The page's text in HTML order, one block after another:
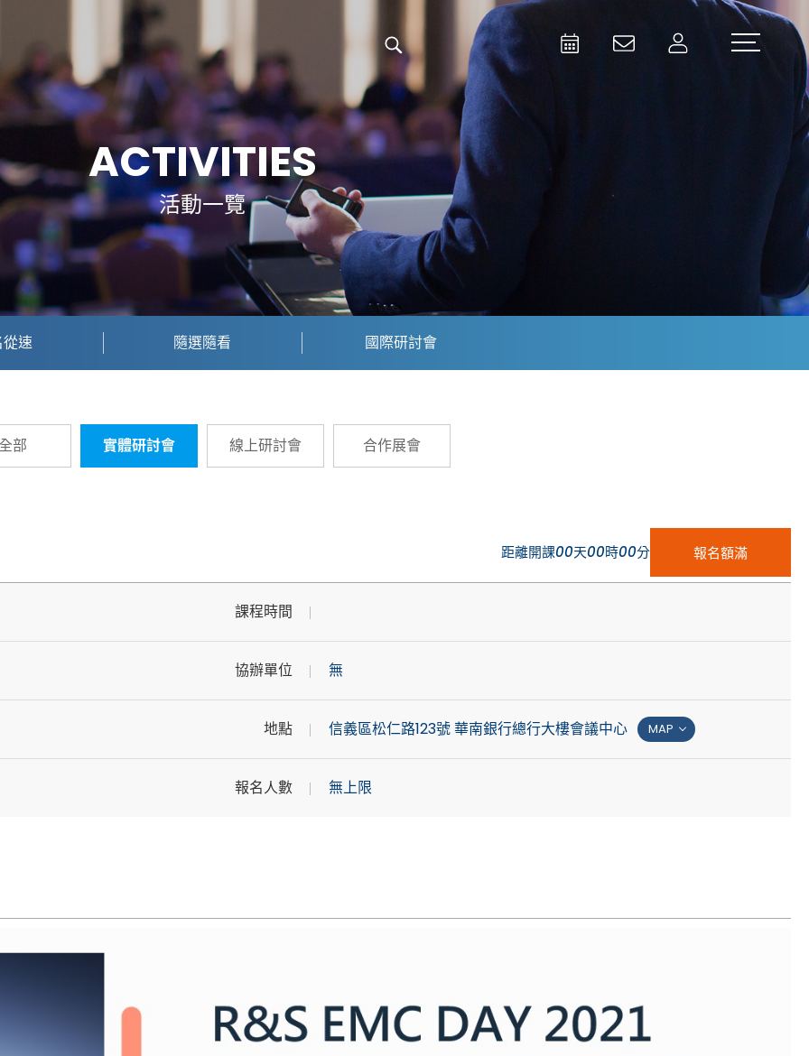
Activities
Contact Us
Member
Aerospace | Defense | Security
Broadcast and Media
ACTIVITIES
活動一覽
速 隨選隨看 國際研討會
部 實體研討會 線上研討會 合作展會
距離開課00天00時00分 報名額滿
課程時間
協辦單位 無
地點 信義區松仁路123號 華南銀行總行大樓會議中心 MAP
報名人數 無上限